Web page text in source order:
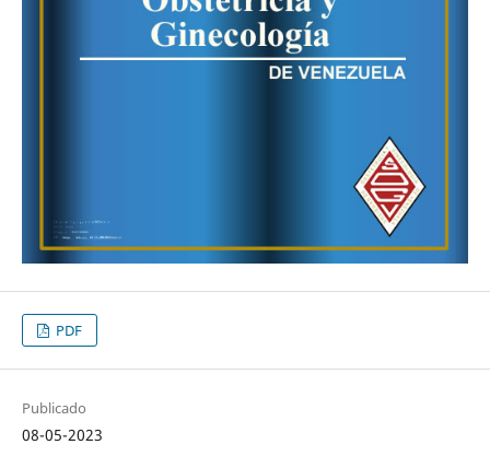
PDF
Publicado
08-05-2023